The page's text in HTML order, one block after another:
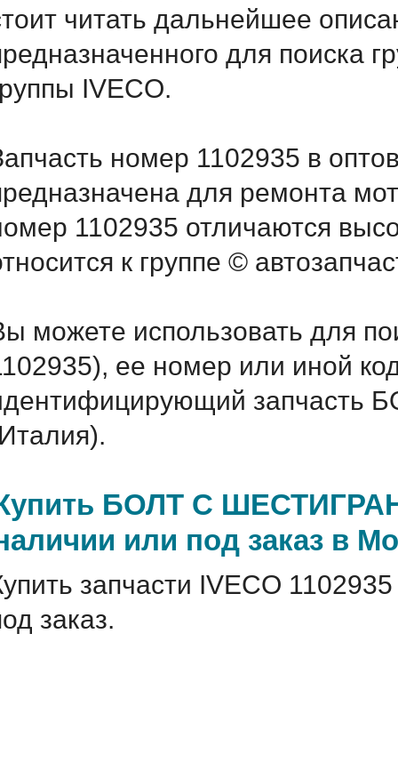
читать дальнейшее
для поиска
IVECO.
номер 1102935 в
для ремонта
1102935 отличаются
к группе ©
можете использовать для
ее номер или иной
БОЛТ С
или под заказ в
запчасти IVECO
заказ.